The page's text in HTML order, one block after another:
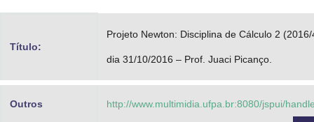
Título:
Projeto Newton: Disciplina de Cálculo 2
dia 31/10/2016 – Prof. Juaci Picanço.
Outros http://www.multimidia.ufpa.br:8080/jspui/